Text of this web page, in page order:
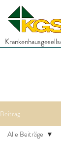
Beitrag
Alle Beiträge